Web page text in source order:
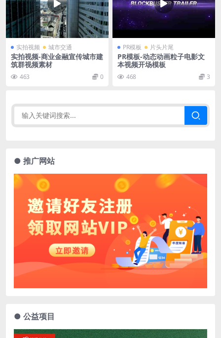
实拍视频 城市交通
实拍视频-商业金融宣传城市建
筑群视频素材
463 0
PR模板 片头片尾
PR模板-动态动画粒子电影文
本视频开场模板
468 3
● 推广网站
● 公益项目